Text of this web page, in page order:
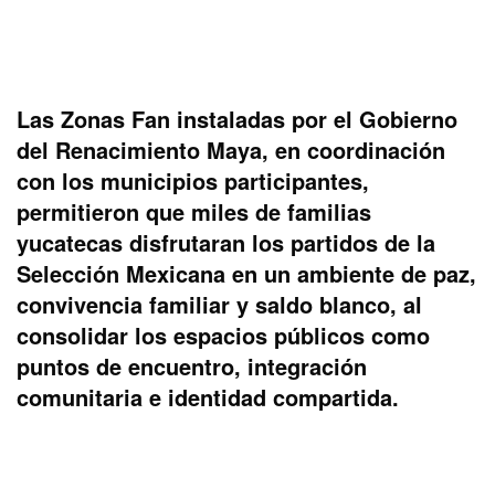
Las Zonas Fan instaladas por el Gobierno
del Renacimiento Maya, en coordinación
con los municipios participantes,
permitieron que miles de familias
yucatecas disfrutaran los partidos de la
Selección Mexicana en un ambiente de paz,
convivencia familiar y saldo blanco, al
consolidar los espacios públicos como
puntos de encuentro, integración
comunitaria e identidad compartida.